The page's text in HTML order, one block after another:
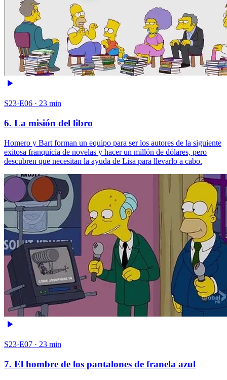
S23·E06 · 23 min
6. La misión del libro
Homero y Bart forman un equipo para ser los autores de la siguiente
exitosa franquicia de novelas y hacer un millón de dólares, pero
descubren que necesitan la ayuda de Lisa para llevarlo a cabo.
S23·E07 · 23 min
7. El hombre de los pantalones de franela azul